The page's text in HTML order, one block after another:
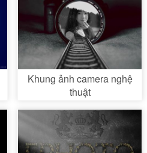
Khung ảnh camera nghệ
thuật